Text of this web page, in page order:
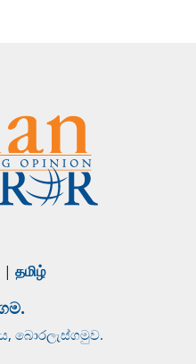
| தமிழ்
බොරලැස්ගමුව.